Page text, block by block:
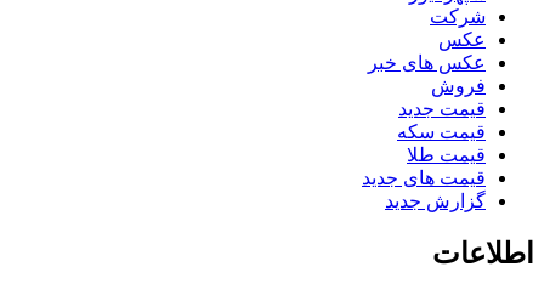
شرکت
عکس
عکس های خبر
فروش
قیمت جدید
قیمت سکه
قیمت طلا
قیمت های جدید
گزارش جدید
اطلاعات